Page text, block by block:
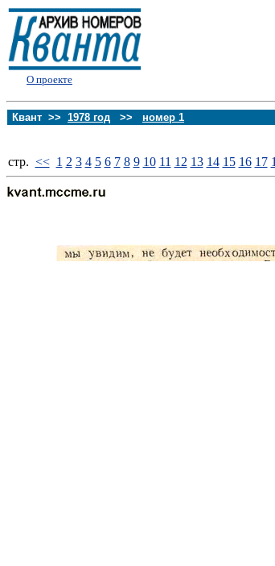
О проекте
Квант >> 1978 год >> номер 1
стp. << 1 2 3 4 5 6 7 8 9 10 11 12 13 14 15 16 17